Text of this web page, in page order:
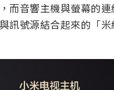
而音響主機與螢幕的
訊號源結合起來的「